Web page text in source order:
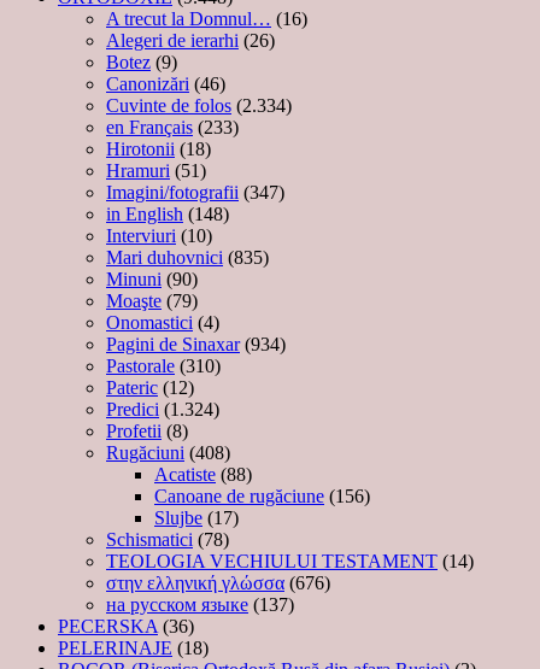
A trecut la Domnul… (16)
Alegeri de ierarhi (26)
Botez (9)
Canonizări (46)
Cuvinte de folos (2.334)
en Français (233)
Hirotonii (18)
Hramuri (51)
Imagini/fotografii (347)
in English (148)
Interviuri (10)
Mari duhovnici (835)
Minuni (90)
Moaşte (79)
Onomastici (4)
Pagini de Sinaxar(934)
Pastorale (310)
Pateric (12)
Predici (1.324)
Profetii (8)
Rugăciuni (408)
Acatiste (88)
Canoane de rugăciune (156)
Slujbe (17)
Schismatici (78)
TEOLOGIA VECHIULUI TESTAMENT (14)
στην ελληνική γλώσσα (676)
на русском языке (137)
PECERSKA (36)
PELERINAJE (18)